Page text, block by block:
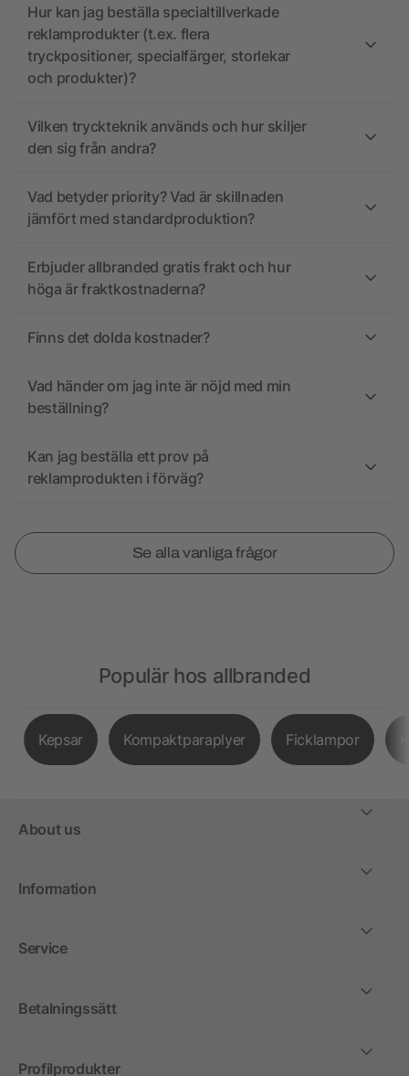
Hur kan jag beställa specialtillverkade
reklamprodukter (t.ex. flera
tryckpositioner, specialfärger, storlekar
och produkter)?
Vilken tryckteknik används och hur skiljer
den sig från andra?
Vad betyder priority? Vad är skillnaden
jämfört med standardproduktion?
Erbjuder allbranded gratis frakt och hur
höga är fraktkostnaderna?
Finns det dolda kostnader?
Vad händer om jag inte är nöjd med min
beställning?
Kan jag beställa ett prov på
reklamprodukten i förväg?
Se alla vanliga frågor
Populär hos allbranded
Kepsar Kompaktparaplyer Ficklampor
About us
Information
Service
Betalningssätt
Profilprodukter